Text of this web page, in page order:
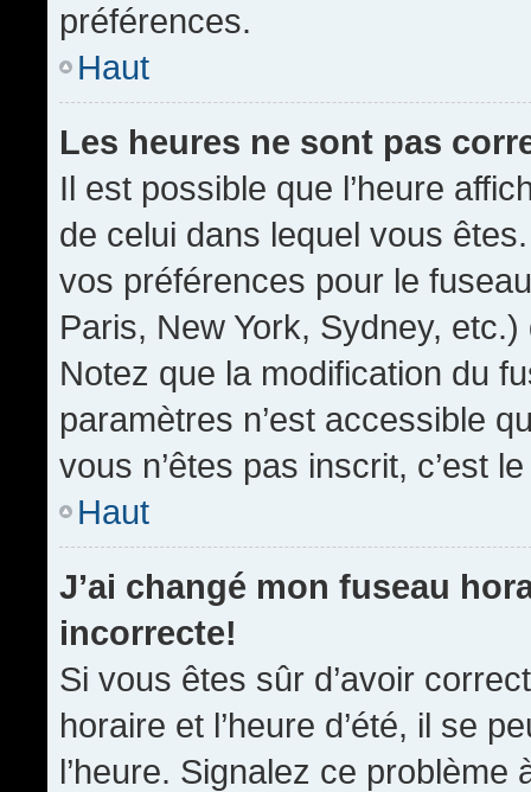
préférences.
Haut
Les heures ne sont pas
Il est possible que l’heure
de celui dans lequel vous
vos préférences pour le
Paris, New York, Sydney,
Notez que la modification du
paramètres n’est accessible
vous n’êtes pas inscrit, c’est
Haut
J’ai changé mon fuseau
incorrecte!
Si vous êtes sûr d’avoir
horaire et l’heure d’été, il se
l’heure. Signalez ce problème